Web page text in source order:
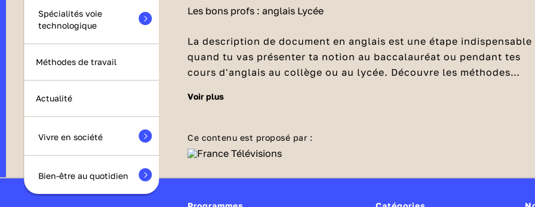
Spécialités voie
technologique
Méthodes de travail
Actualité
Vivre en société
Bien-être au quotidien
Les bons profs : anglais Lycée
La description de document en anglais est une étape indispensable
quand tu vas présenter ta notion au baccalauréat ou pendant tes
cours d'anglais au collège ou au lycée. Découvre les méthodes
Commencer par identifier le document
document isouThis document consists of....
a photograph
(une photo)
a cartoon
voir plus
Ce contenu est proposé par :